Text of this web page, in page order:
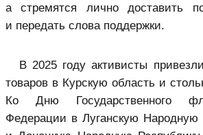
а стремятся лично доставить
и передать слова поддержки.
В 2025 году активисты
товаров в Курскую область и
Ко Дню Государственного
Федерации в Луганскую